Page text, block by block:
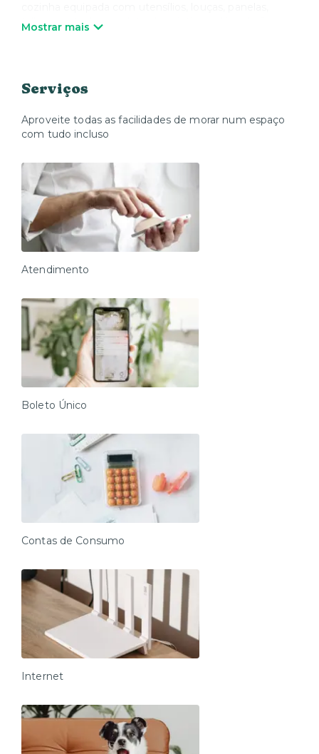
talheres e todos os eletrodomésticos, além de Smart
diferenciados
Mostrar mais
Serviços
Aproveite todas as facilidades de morar num espaço
com tudo incluso
Atendimento
Boleto Único
Contas de Consumo
Internet